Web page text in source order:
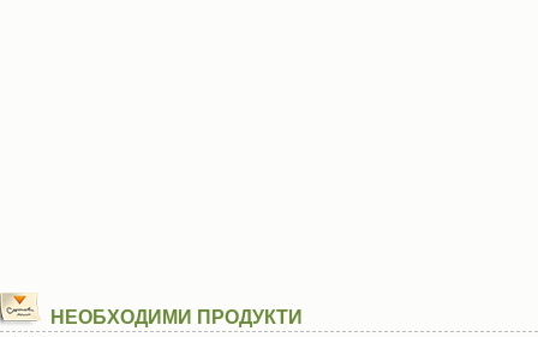
НЕОБХОДИМИ ПРОДУКТИ